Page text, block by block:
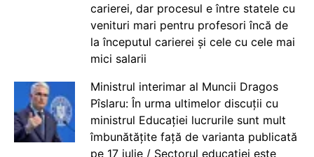
carierei, dar procesul e între statele cu
venituri mari pentru profesori încă de
la începutul carierei și cele cu cele mai
mici salarii
Ministrul interimar al Muncii Dragos
Pîslaru: În urma ultimelor discuții cu
ministrul Educației lucrurile sunt mult
îmbunătățite față de varianta publicată
pe 17 iulie / Sectorul educației este